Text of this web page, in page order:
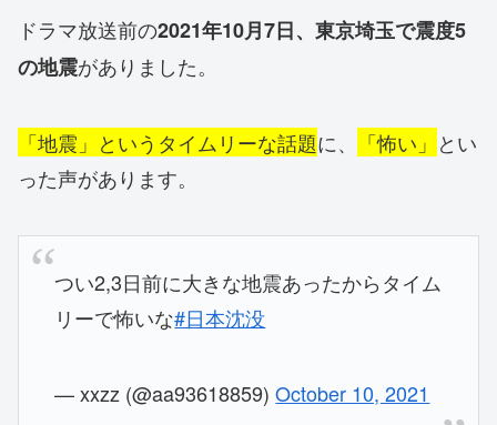
ドラマ放送前の2021年10月7日、東京埼玉で震度5
の地震がありました。
「地震」というタイムリーな話題に、 「怖い」 とい
った声があります。
つい2,3日前に大きな地震あったからタイム
リーで怖いな#日本沈没
— xxzz (@aa93618859)October 10, 2021